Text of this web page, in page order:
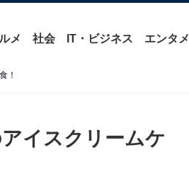
メ 社会 IT・ビジネス エンタメ
！
イスクリームケ